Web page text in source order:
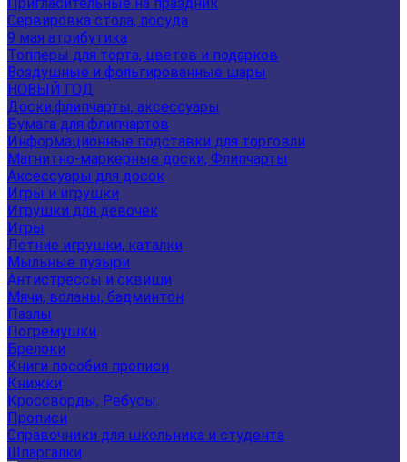
Сервировка стола, посуда
9 мая атрибутика
Топперы для торта, цветов и подарков
Воздушные и фольгированные шары
НОВЫЙ ГОД
Доски,флипчарты, аксессуары
Бумага для флипчартов
Информационные подставки для торговли
Магнитно-маркерные доски, Флипчарты
Аксессуары для досок
Игры и игрушки
Игрушки для девочек
Игры
Летние игрушки, каталки
Мыльные пузыри
Антистрессы и сквиши
Мячи, воланы, бадминтон
Пазлы
Погремушки
Брелоки
Книги пособия прописи
Книжки
Кроссворды, Ребусы.
Прописи
Справочники для школьника и студента
Шпаргалки